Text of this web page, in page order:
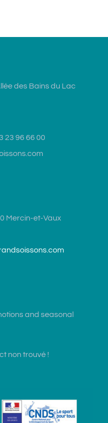
des Bains du Lac
23 96 66 00
Mercin-et-Vaux
and seasonal
non trouvé !